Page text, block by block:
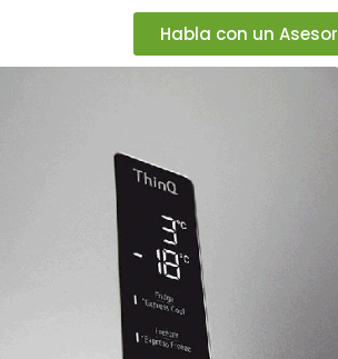
Habla con un Asesor